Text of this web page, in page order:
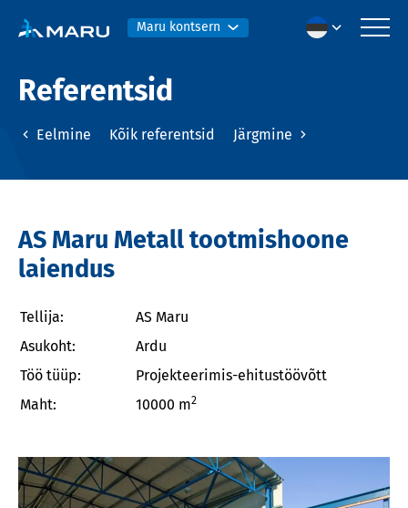
Maru kontsern
Referentsid
Eelmine Kõik referentsid Järgmine
AS Maru Metall tootmishoone
laiendus
Tellija:
AS Maru
Asukoht:
Ardu
Töö tüüp:
Projekteerimis-ehitustöövõtt
Maht:
10000 m2